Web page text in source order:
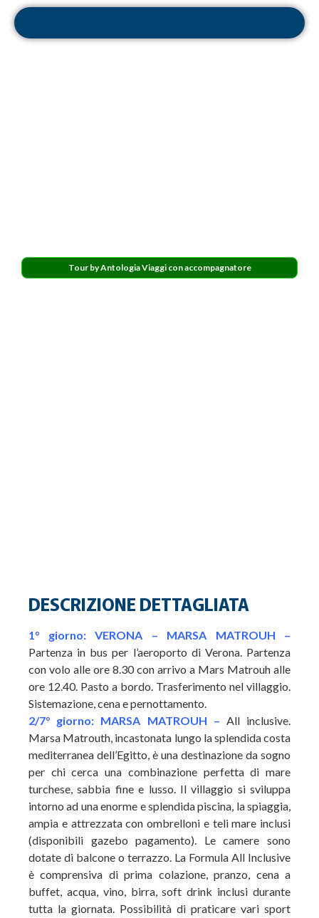
Tour by Antologia Viaggi con accompagnatore
DESCRIZIONE DETTAGLIATA
1° giorno: VERONA – MARSA MATROUH –
Partenza in bus per l’aeroporto di Verona. Partenza
con volo alle ore 8.30 con arrivo a Mars Matrouh alle
ore 12.40. Pasto a bordo. Trasferimento nel villaggio.
Sistemazione, cena e pernottamento.
2/7° giorno: MARSA MATROUH – All inclusive.
Marsa Matrouth, incastonata lungo la splendida costa
mediterranea dell’Egitto, è una destinazione da sogno
per chi cerca una combinazione perfetta di mare
turchese, sabbia fine e lusso. Il villaggio si sviluppa
intorno ad una enorme e splendida piscina, la spiaggia,
ampia e attrezzata con ombrelloni e teli mare inclusi
(disponibili gazebo pagamento). Le camere sono
dotate di balcone o terrazzo. La Formula All Inclusive
è comprensiva di prima colazione, pranzo, cena a
buffet, acqua, vino, birra, soft drink inclusi durante
tutta la giornata. Possibilità di praticare vari sport